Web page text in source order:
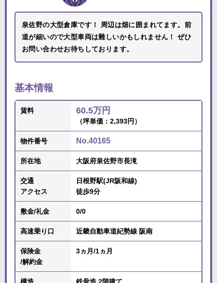
泉佐野の大型倉庫です！ 周辺は畑に囲まれてます。前
道が細いので大型車両は難しいかもしれません！ ぜひ
お問い合わせお待ちしております。
基本情報
賃料 60.5万円
（坪単価：2,393円）
物件番号 No.40165
所在地 大阪府泉佐野市長滝
交通
アクセス
日根野駅(JR阪和線)
徒歩9分
敷金/礼金 0/0
高速乗り口 近畿自動車道紀勢線 阪南
保険金
/解約金
3ヵ月/1ヵ月